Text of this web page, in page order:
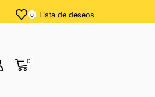
0 Lista de deseos
0